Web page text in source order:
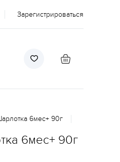
Зарегистрироваться
6мес+ 90г
6мес+ 90г